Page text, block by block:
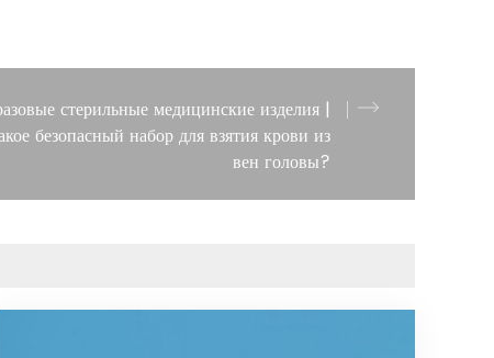
стерильные медицинские изделия |
безопасный набор для взятия крови из
вен головы?